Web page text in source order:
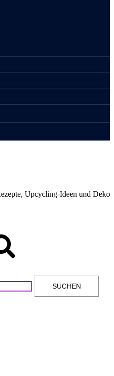
Upcycling-Ideen und Deko